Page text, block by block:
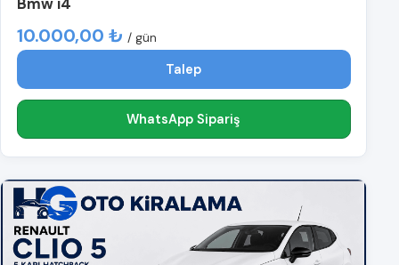
10.000,00 ₺ / gün
Talep
WhatsApp Sipariş